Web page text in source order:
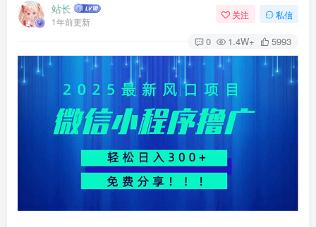
站长
1年前更新
关注 私信
0 1.4W+ 5993